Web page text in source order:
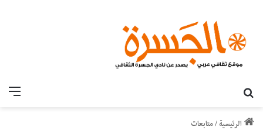
الرئيسية /متابعات